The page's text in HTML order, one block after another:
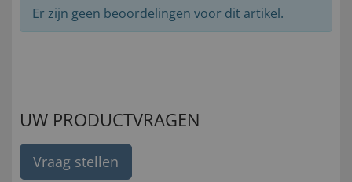
Er zijn geen beoordelingen voor dit artikel.
UW PRODUCTVRAGEN
Vraag stellen